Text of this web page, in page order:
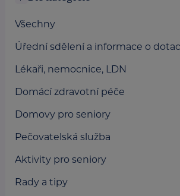
Všechny
Úřední sdělení a informace o
Lékaři, nemocnice, LDN
Domácí zdravotní péče
Domovy pro seniory
Pečovatelská služba
Aktivity pro seniory
Rady a tipy